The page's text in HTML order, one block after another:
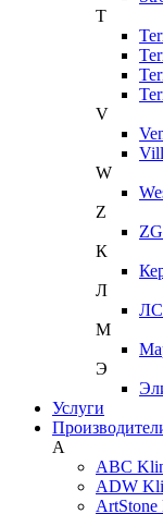
T
V
W
Z
К
Л
М
Э
Услуги
A
ABC
ADW